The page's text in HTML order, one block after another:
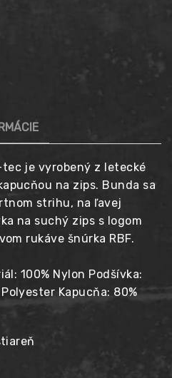
tec je vyrobený z letecké
na zips. Bunda sa
strihu, na ľavej
na suchý zips s logom
rukáve šnúrka RBF.
100% Nylon Podšívka:
Kapucňa: 80%